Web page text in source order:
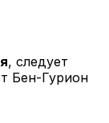
, следует
Бен-Гурион